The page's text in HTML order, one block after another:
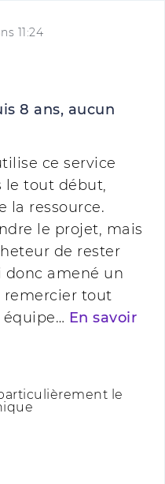
11:24
8 ans, aucun
ce service
le tout début,
la ressource.
le projet, mais
de rester
donc amené un
remercier tout
En savoir
le